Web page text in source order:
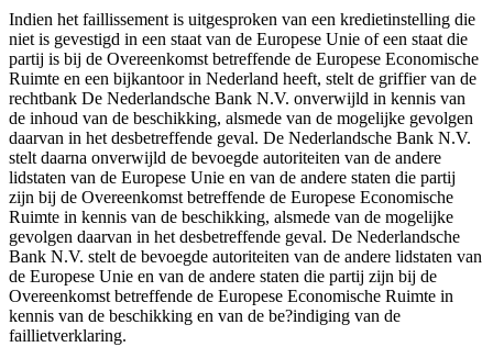
Indien het faillissement is uitgesproken van een kredietinstelling die
niet is gevestigd in een staat van de Europese Unie of een staat die
partij is bij de Overeenkomst betreffende de Europese Economische
Ruimte en een bijkantoor in Nederland heeft, stelt de griffier van de
rechtbank De Nederlandsche Bank N.V. onverwijld in kennis van
de inhoud van de beschikking, alsmede van de mogelijke gevolgen
daarvan in het desbetreffende geval. De Nederlandsche Bank N.V.
stelt daarna onverwijld de bevoegde autoriteiten van de andere
lidstaten van de Europese Unie en van de andere staten die partij
zijn bij de Overeenkomst betreffende de Europese Economische
Ruimte in kennis van de beschikking, alsmede van de mogelijke
gevolgen daarvan in het desbetreffende geval. De Nederlandsche
Bank N.V. stelt de bevoegde autoriteiten van de andere lidstaten van
de Europese Unie en van de andere staten die partij zijn bij de
Overeenkomst betreffende de Europese Economische Ruimte in
kennis van de beschikking en van de be?indiging van de
faillietverklaring.